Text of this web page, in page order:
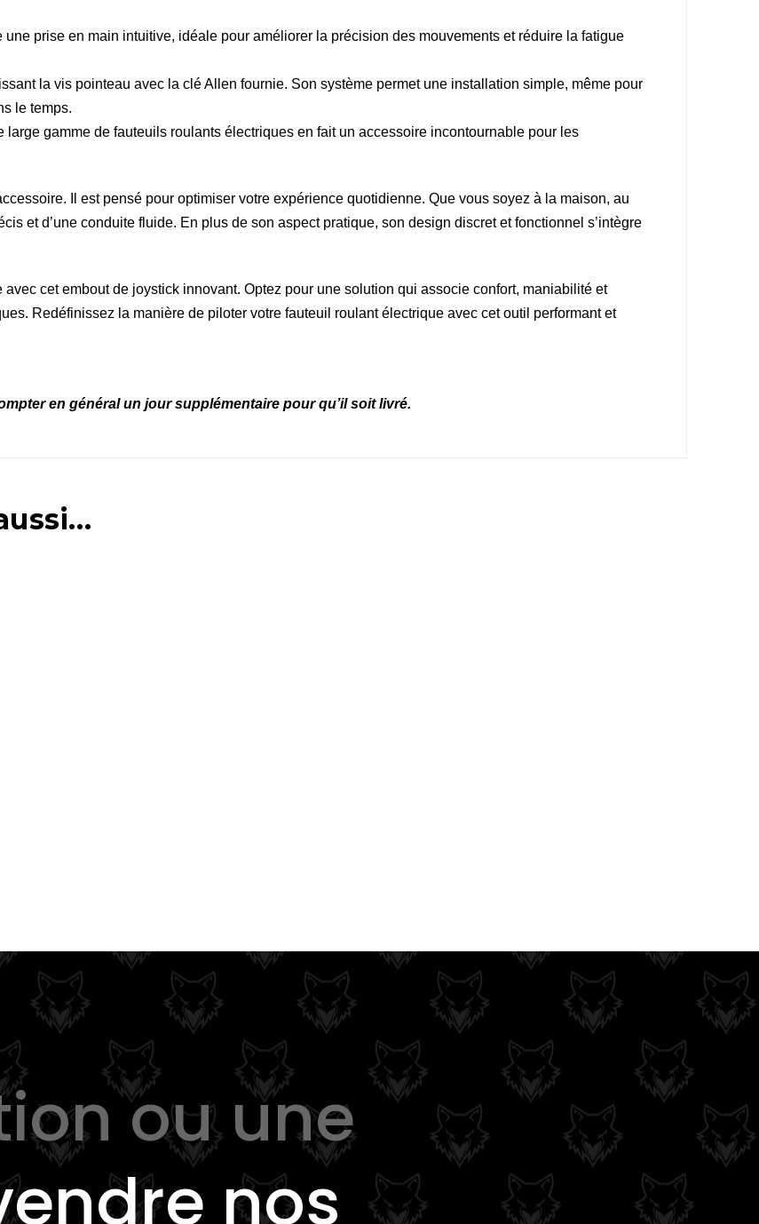
une prise en main intuitive, idéale pour améliorer la précision des mouvements et réduire la fatigue
la vis pointeau avec la clé Allen fournie. Son système permet une installation simple, même pour
le temps.
large gamme de fauteuils roulants électriques en fait un accessoire incontournable pour les
Il est pensé pour optimiser votre expérience quotidienne. Que vous soyez à la maison, au
et d’une conduite fluide. En plus de son aspect pratique, son design discret et fonctionnel s’intègre
cet embout de joystick innovant. Optez pour une solution qui associe confort, maniabilité et
Redéfinissez la manière de piloter votre fauteuil roulant électrique avec cet outil performant et
en général un jour supplémentaire pour qu’il soit livré.
ou une
nos